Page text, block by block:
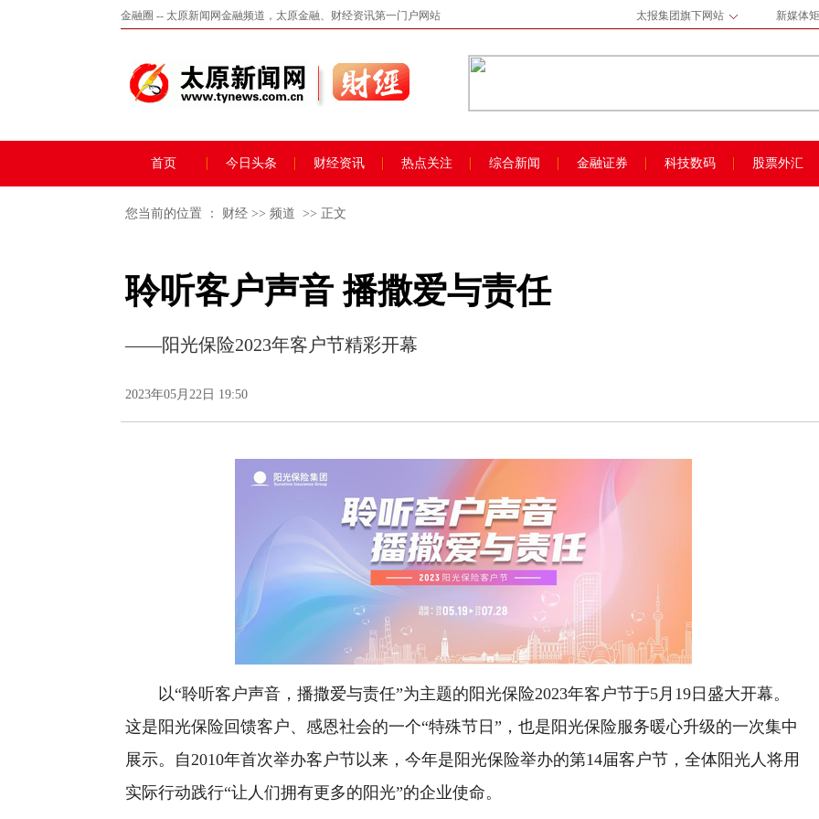
金融圈 -- 太原新闻网金融频道，太原金融、财经资讯第一门户网站 太报集团旗下网站 新媒体
首页 今日头条 财经资讯 热点关注 综合新闻 金融证券 科技数码 股票外汇
您当前的位置 ： 财经 >> 频道 >> 正文
聆听客户声音 播撒爱与责任
——阳光保险2023年客户节精彩开幕
2023年05月22日 19:50
以“聆听客户声音，播撒爱与责任”为主题的阳光保险2023年客户节于5月19日盛大开幕。
这是阳光保险回馈客户、感恩社会的一个“特殊节日”，也是阳光保险服务暖心升级的一次集中
展示。自2010年首次举办客户节以来，今年是阳光保险举办的第14届客户节，全体阳光人将用
实际行动践行“让人们拥有更多的阳光”的企业使命。